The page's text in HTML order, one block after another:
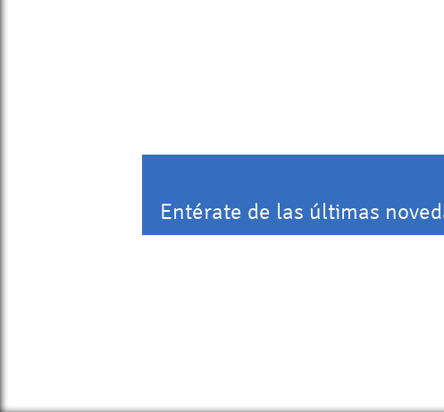
Entérate de las últimas